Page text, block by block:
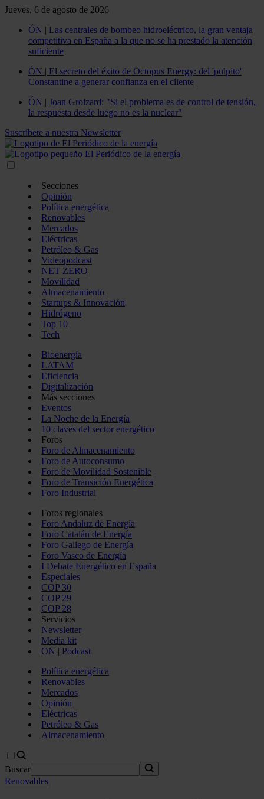
Jueves, 6 de agosto de 2026
ÓN | Las centrales de bombeo hidroeléctrico, la gran ventaja
competitiva en España a la que no se ha prestado la atención
suficiente
ÓN | El secreto del éxito de Octopus Energy: del 'pulpito'
Constantine a generar confianza en el cliente
ÓN | Joan Groizard: "Si el problema es de control de tensión,
la respuesta desde luego no es la nuclear"
Suscríbete a nuestra Newsletter
Secciones
Opinión
Política energética
Renovables
Mercados
Eléctricas
Petróleo & Gas
Videopodcast
NET ZERO
Movilidad
Almacenamiento
Startups & Innovación
Hidrógeno
Top 10
Tech
Bioenergía
LATAM
Eficiencia
Digitalización
Más secciones
Eventos
La Noche de la Energía
10 claves del sector energético
Foros
Foro de Almacenamiento
Foro de Autoconsumo
Foro de Movilidad Sostenible
Foro de Transición Energética
Foro Industrial
Foros regionales
Foro Andaluz de Energía
Foro Catalán de Energía
Foro Gallego de Energía
Foro Vasco de Energía
I Debate Energético en España
Especiales
COP 30
COP 29
COP 28
Servicios
Newsletter
Media kit
ON | Podcast
Política energética
Renovables
Mercados
Opinión
Eléctricas
Petróleo & Gas
Almacenamiento
Buscar
Renovables